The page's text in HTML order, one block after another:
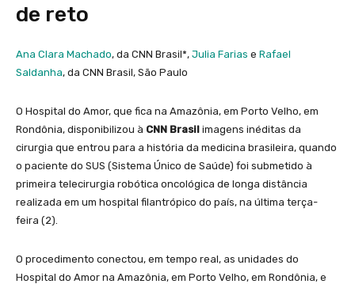
de reto
Ana Clara Machado, da CNN Brasil*, Julia Farias e Rafael
Saldanha, da CNN Brasil, São Paulo
O Hospital do Amor, que fica na Amazônia, em Porto Velho, em
Rondônia, disponibilizou à CNN Brasil imagens inéditas da
cirurgia que entrou para a história da medicina brasileira, quando
o paciente do SUS (Sistema Único de Saúde) foi submetido à
primeira telecirurgia robótica oncológica de longa distância
realizada em um hospital filantrópico do país, na última terça-
feira (2).
O procedimento conectou, em tempo real, as unidades do
Hospital do Amor na Amazônia, em Porto Velho, em Rondônia, e